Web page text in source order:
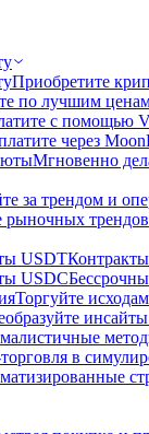
Приобретите
по лучшим
с помощью
через
Мгновенно
за трендом и
рыночных трендов
USDT
USDC
Торгуйте
в